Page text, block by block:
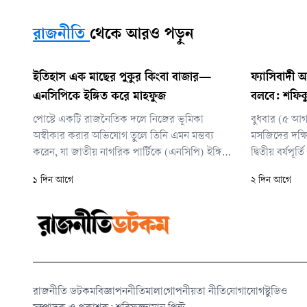
রাজনীতি থেকে আরও পড়ুন
ইতিহাস এক মাছের পুকুর কিংবা বাজার—
এনসিপিকে ইঙ্গিত করে মাহফুজ
পোস্টে একটি রাজনৈতিক দলে নিজের ভূমিকা
অস্বীকার করার অভিযোগ তুলে তিনি এমন মন্তব্য
করেন, যা জাতীয় নাগরিক পার্টিকে (এনসিপি) ইঙ্গিত
চলছে।
১ দিন আগে
ফ্যাসিবাদী
বলবে:
বুধবার (৫
মসজিদের
দ্বিতীয়
২ দিন আগে
রাজনীতি ডটকমবিজ্ঞাপননীতিমালাগোপনীয়তা নীতিযোগাযোগস্টুডিও